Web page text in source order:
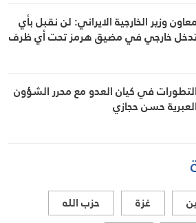
معاون وزير الخارجية الايراني: لن نقبل بأي
خارجي في مضيق هرمز تحت أي ظرف
التطورات في كيان العدو مع محرر الشؤون
العبرية حسن حجازي
غزة
حزب الله